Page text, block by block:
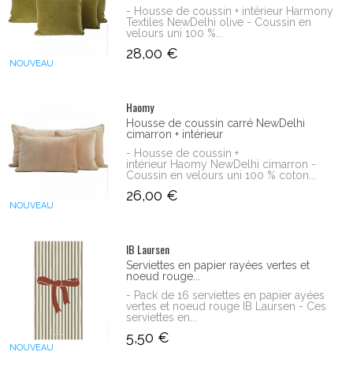
NOUVEAU
- Housse de coussin + intérieur Harmony
Textiles NewDelhi olive - Coussin en
velours uni 100 %...
28,00 €
NOUVEAU
Haomy
Housse de coussin carré NewDelhi
cimarron + intérieur
- Housse de coussin +
intérieur Haomy NewDelhi cimarron -
Coussin en velours uni 100 % coton...
26,00 €
NOUVEAU
IB Laursen
Serviettes en papier rayées vertes et
noeud rouge...
- Pack de 16 serviettes en papier ayées
vertes et noeud rouge IB Laursen - Ces
serviettes en...
5,50 €